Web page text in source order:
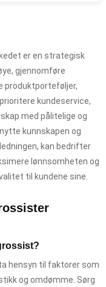
er en strategisk
gjennomføre
produktporteføljer,
kundeservice,
med pålitelige og
kunnskapen og
kan bedrifter
lønnsomheten og
til kundene sine.
hensyn til faktorer som
og omdømme. Sørg